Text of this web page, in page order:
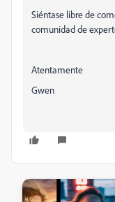
Siéntase libre de
comunidad de
Atentamente
Gwen